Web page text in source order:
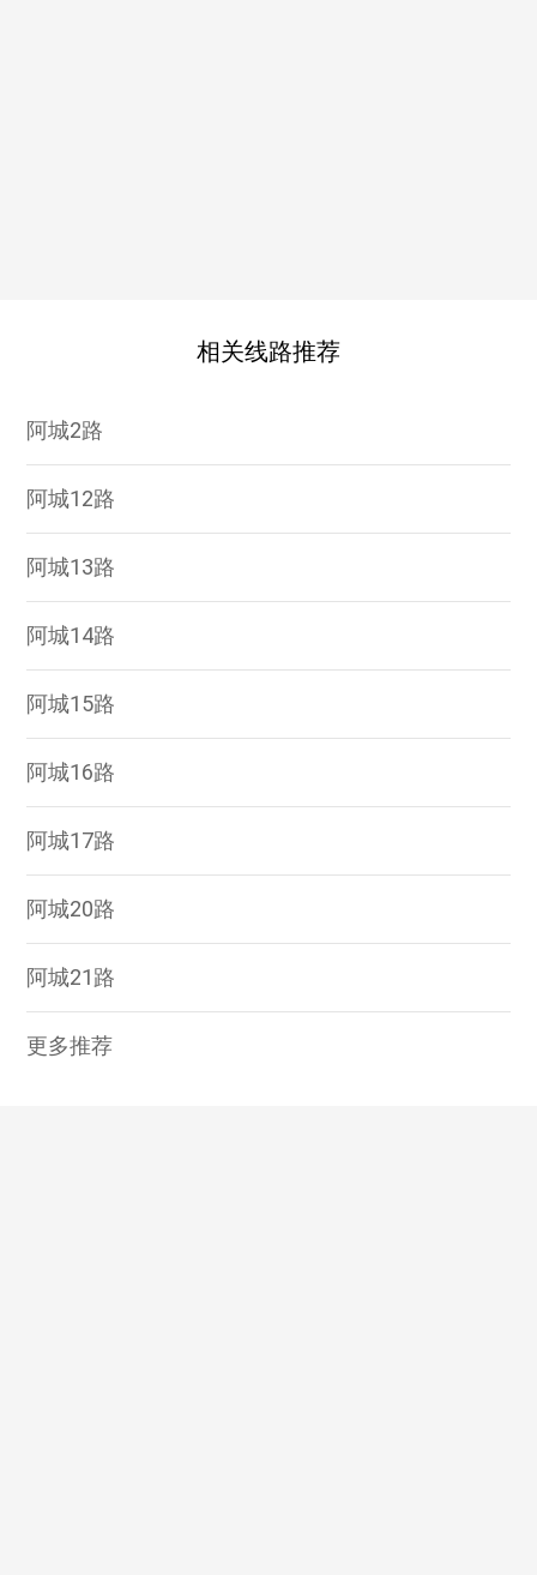
相关线路推荐
阿城2路
阿城12路
阿城13路
阿城14路
阿城15路
阿城16路
阿城17路
阿城20路
阿城21路
更多推荐